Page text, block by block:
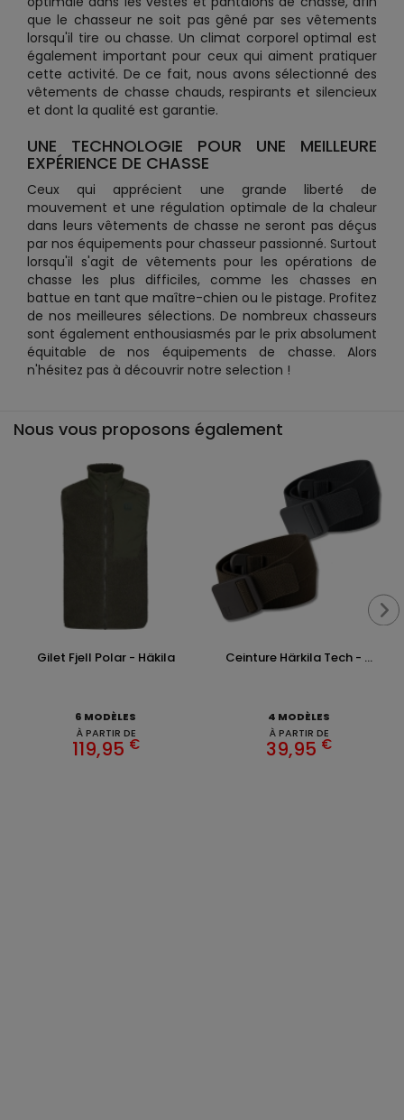
que le chasseur ne soit pas gêné par ses vêtements
lorsqu'il tire ou chasse. Un climat corporel optimal est
également important pour ceux qui aiment pratiquer
cette activité. De ce fait, nous avons sélectionné des
vêtements de chasse chauds, respirants et silencieux
et dont la qualité est garantie.
UNE TECHNOLOGIE POUR UNE MEILLEURE
EXPÉRIENCE DE CHASSE
Ceux qui apprécient une grande liberté de
mouvement et une régulation optimale de la chaleur
dans leurs vêtements de chasse ne seront pas déçus
par nos équipements pour chasseur passionné. Surtout
lorsqu'il s'agit de vêtements pour les opérations de
chasse les plus difficiles, comme les chasses en
battue en tant que maître-chien ou le pistage. Profitez
de nos meilleures sélections. De nombreux chasseurs
sont également enthousiasmés par le prix absolument
équitable de nos équipements de chasse. Alors
n'hésitez pas à découvrir notre selection !
Nous vous proposons également
Gilet Fjell Polar - Häkila
6 MODÈLES
À PARTIR DE
119,95 €
Ceinture Härkila Tech - ...
4 MODÈLES
À PARTIR DE
39,95 €